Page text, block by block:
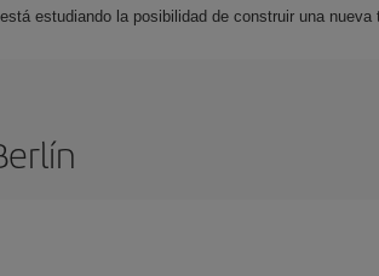
estudiando la posibilidad de construir una nueva